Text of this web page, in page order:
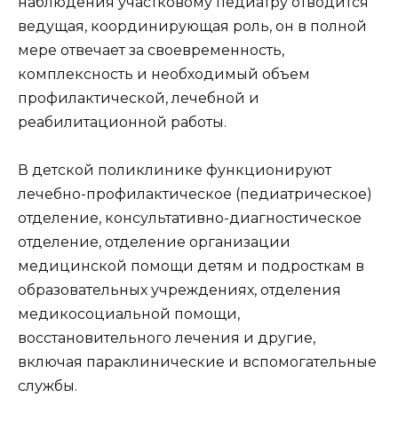
ведущая, координирующая роль, он в полной
мере отвечает за своевременность,
комплексность и необходимый объем
профилактической, лечебной и
реабилитационной работы.
В детской поликлинике функционируют
лечебно-профилактическое (педиатрическое)
отделение, консультативно-диагностическое
отделение, отделение организации
медицинской помощи детям и подросткам в
образовательных учреждениях, отделения
медикосоциальной помощи,
восстановительного лечения и другие,
включая параклинические и вспомогательные
службы.